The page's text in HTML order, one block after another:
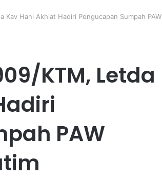
Kav Hani Akhiat Hadiri Pengucapan Sumpah PAW
KTM, Letda
PAW